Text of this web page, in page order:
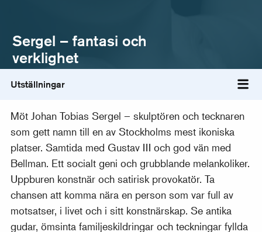
Sergel – fantasi och
verklighet
Utställningar
Möt Johan Tobias Sergel – skulptören och tecknaren
som gett namn till en av Stockholms mest ikoniska
platser. Samtida med Gustav III och god vän med
Bellman. Ett socialt geni och grubblande melankoliker.
Uppburen konstnär och satirisk provokatör. Ta
chansen att komma nära en person som var full av
motsatser, i livet och i sitt konstnärskap. Se antika
gudar, ömsinta familjeskildringar och teckningar fyllda